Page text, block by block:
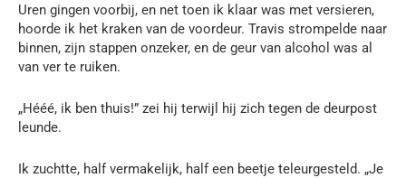
Uren gingen voorbij, en net toen ik klaar was met versieren,
hoorde ik het kraken van de voordeur. Travis strompelde naar
binnen, zijn stappen onzeker, en de geur van alcohol was al
van ver te ruiken.
„Hééé, ik ben thuis!” zei hij terwijl hij zich tegen de deurpost
leunde.
Ik zuchtte, half vermakelijk, half een beetje teleurgesteld. „Je